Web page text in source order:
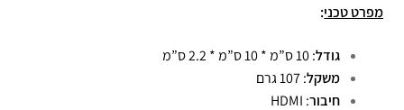
מפרט טכני:
גודל: 10 ס”מ * 10 ס”מ * 2.2 ס”מ
משקל: 107 גרם
חיבור: HDMI